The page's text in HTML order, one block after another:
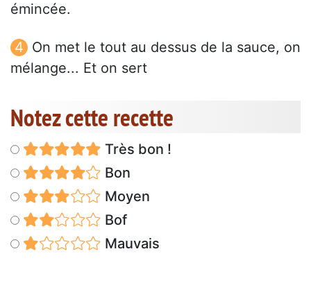
émincée.
On met le tout au dessus de la sauce, on
mélange... Et on sert
Notez cette recette
Très bon !
Bon
Moyen
Bof
Mauvais